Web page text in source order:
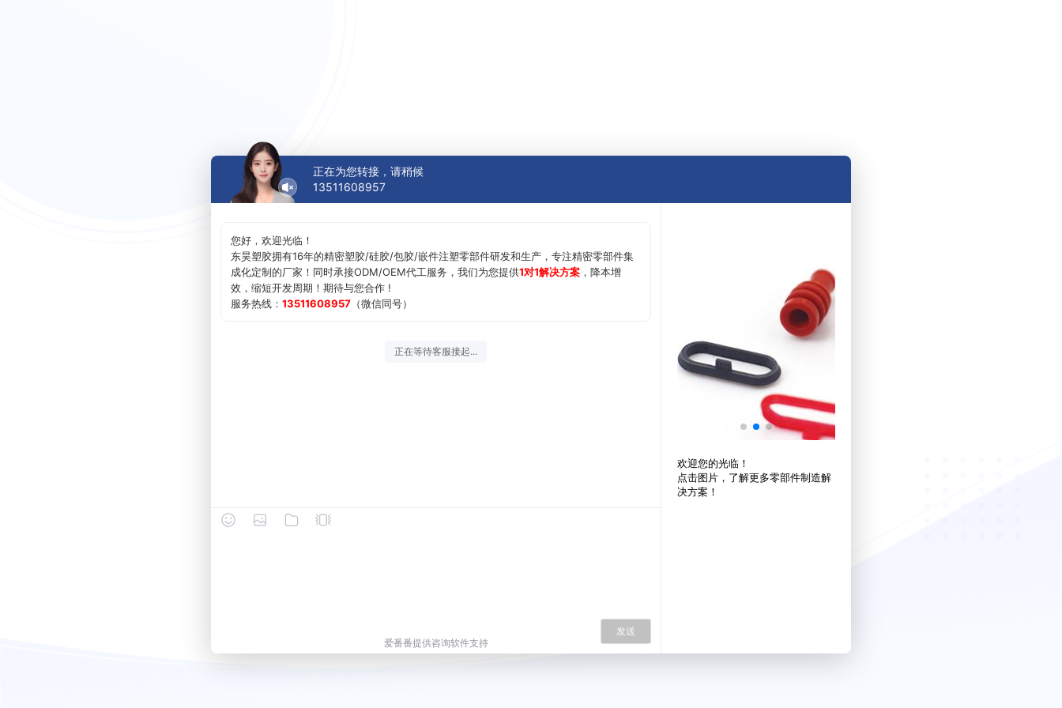
正在为您转接，请稍候
13511608957
您好，欢迎光临！
东昊塑胶拥有16年的精密塑胶/硅胶/包胶/嵌件注塑零部件研发和生产，专注精密零部件集
成化定制的厂家！同时承接ODM/OEM代工服务，我们为您提供1对1解决方案 ，降本增
效，缩短开发周期！期待与您合作 !
服务热线： 13511608957 （微信同号）
正在等待客服接起...
发送
欢迎您的光临！
点击图片，了解更多零部件制造解
决方案！